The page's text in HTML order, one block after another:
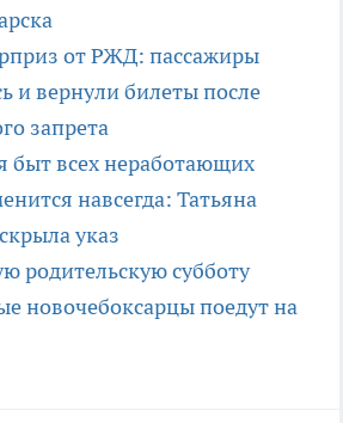
от РЖД: пассажиры
и вернули билеты после
запрета
быт всех неработающих
навсегда: Татьяна
указ
родительскую субботу
новочебоксарцы поедут на